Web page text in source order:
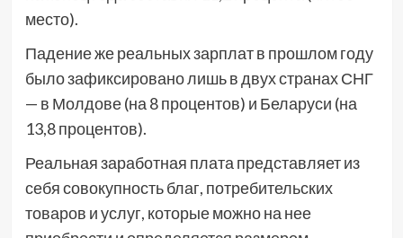
место).
Падение же реальных зарплат в прошлом году
было зафиксировано лишь в двух странах СНГ
— в Молдове (на 8 процентов) и Беларуси (на
13,8 процентов).
Реальная заработная плата представляет из
себя совокупность благ, потребительских
товаров и услуг, которые можно на нее